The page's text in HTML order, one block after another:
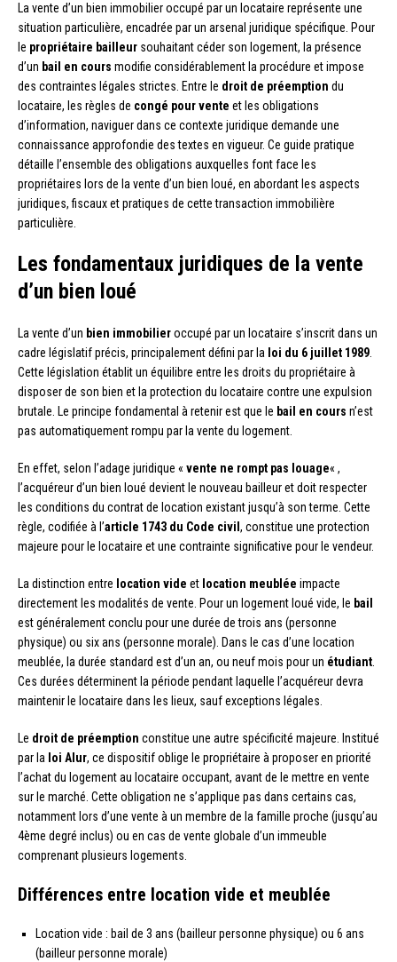
La vente d’un bien immobilier occupé par un locataire représente une
situation particulière, encadrée par un arsenal juridique spécifique. Pour
le propriétaire bailleur souhaitant céder son logement, la présence
d’un bail en cours modifie considérablement la procédure et impose
des contraintes légales strictes. Entre le droit de préemption du
locataire, les règles de congé pour vente et les obligations
d’information, naviguer dans ce contexte juridique demande une
connaissance approfondie des textes en vigueur. Ce guide pratique
détaille l’ensemble des obligations auxquelles font face les
propriétaires lors de la vente d’un bien loué, en abordant les aspects
juridiques, fiscaux et pratiques de cette transaction immobilière
particulière.
Les fondamentaux juridiques de la vente
d’un bien loué
La vente d’un bien immobilieroccupé par un locataire s’inscrit dans un
cadre législatif précis, principalement défini par la loi du 6 juillet 1989
Cette législation établit un équilibre entre les droits du propriétaire à
disposer de son bien et la protection du locataire contre une expulsion
brutale. Le principe fondamental à retenir est que le bail en cours n’est
pas automatiquement rompu par la vente du logement.
En effet, selon l’adage juridique « vente ne rompt pas louage« ,
l’acquéreur d’un bien loué devient le nouveau bailleur et doit respecter
les conditions du contrat de location existant jusqu’à son terme. Cette
règle, codifiée à l’article 1743 du Code civil , constitue une protection
majeure pour le locataire et une contrainte significative pour le vendeur.
La distinction entre location vide et location meublée impacte
directement les modalités de vente. Pour un logement loué vide, le bail
est généralement conclu pour une durée de trois ans (personne
physique) ou six ans (personne morale). Dans le cas d’une location
meublée, la durée standard est d’un an, ou neuf mois pour un étudiant
Ces durées déterminent la période pendant laquelle l’acquéreur devra
maintenir le locataire dans les lieux, sauf exceptions légales.
Le droit de préemption constitue une autre spécificité majeure. Institué
par la loi Alur, ce dispositif oblige le propriétaire à proposer en priorité
l’achat du logement au locataire occupant, avant de le mettre en vente
sur le marché. Cette obligation ne s’applique pas dans certains cas,
notamment lors d’une vente à un membre de la famille proche (jusqu’au
4ème degré inclus) ou en cas de vente globale d’un immeuble
comprenant plusieurs logements.
Différences entre location vide et meublée
Location vide : bail de 3 ans (bailleur personne physique) ou 6 ans
(bailleur personne morale)